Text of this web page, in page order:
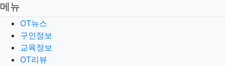
메뉴
OT뉴스
구인정보
교육정보
OT리뷰